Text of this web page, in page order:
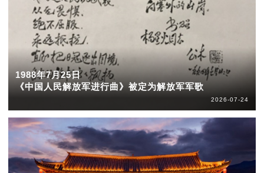
1988年7月25日
《中国人民解放军进行曲》被定为解放军军歌
2026-07-24